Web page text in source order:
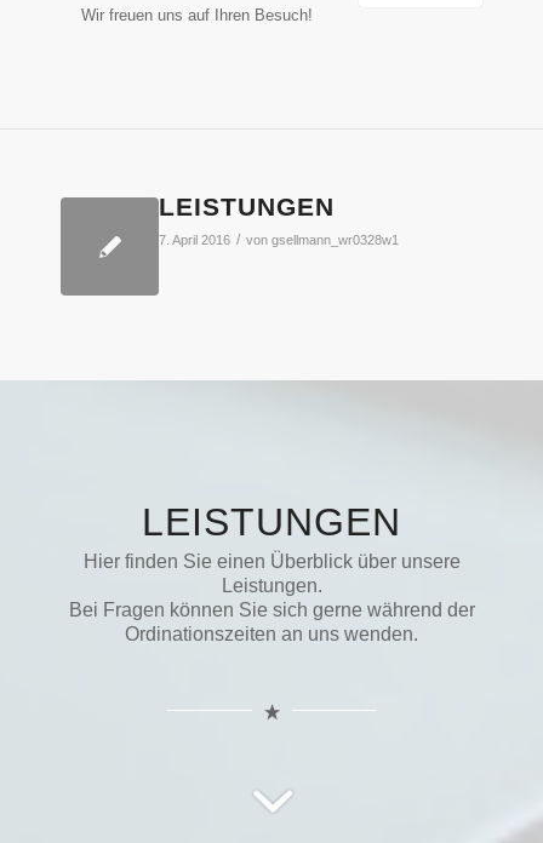
Wir freuen uns auf Ihren Besuch!
LEISTUNGEN
7. April 2016 / von gsellmann_wr0328w1
LEISTUNGEN
Hier finden Sie einen Überblick über unsere
Leistungen.
Bei Fragen können Sie sich gerne während der
Ordinationszeiten an uns wenden.